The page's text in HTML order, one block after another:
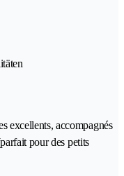
excellents, accompagnés
pour des petits